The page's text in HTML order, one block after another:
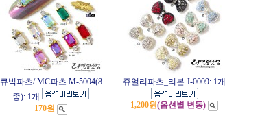
큐빅파츠/ MC파츠 M-5004(8
종): 1개
170원
쥬얼리파츠_리본 J-0009: 1개
1,200원(옵션별 변동)